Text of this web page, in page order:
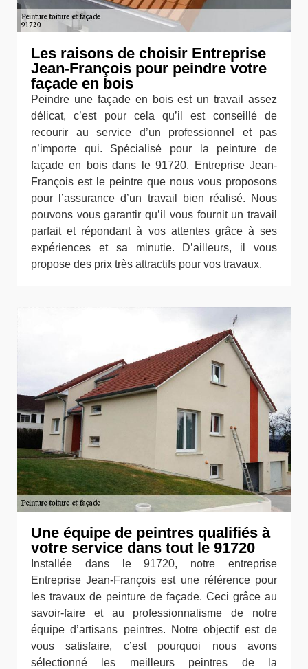
Les raisons de choisir Entreprise
Jean-François pour peindre votre
façade en bois
Peindre une façade en bois est un travail assez
délicat, c’est pour cela qu’il est conseillé de
recourir au service d’un professionnel et pas
n’importe qui. Spécialisé pour la peinture de
façade en bois dans le 91720, Entreprise Jean-
François est le peintre que nous vous proposons
pour l’assurance d’un travail bien réalisé. Nous
pouvons vous garantir qu’il vous fournit un travail
parfait et répondant à vos attentes grâce à ses
expériences et sa minutie. D’ailleurs, il vous
propose des prix très attractifs pour vos travaux.
Une équipe de peintres qualifiés à
votre service dans tout le 91720
Installée dans le 91720, notre entreprise
Entreprise Jean-François est une référence pour
les travaux de peinture de façade. Ceci grâce au
savoir-faire et au professionnalisme de notre
équipe d’artisans peintres. Notre objectif est de
vous satisfaire, c’est pourquoi nous avons
sélectionné les meilleurs peintres de la